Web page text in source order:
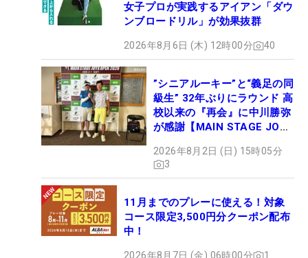
女子プロが実践するアイアン「ダウ
ンブロードリル」が効果抜群
2026年8月6日 (木) 12時00分 40
”シニアルーキー”と“義足の同
級生” 32年ぶりにラウンド 高
校以来の『再会』に中川勝弥
が感謝【MAIN STAGE JOYX
2026年8月2日 (日) 15時05分
3
11月までのプレーに使える！対象
コース限定3,500円分クーポン配布
中！
2026年8月7日 (金) 06時00分 1